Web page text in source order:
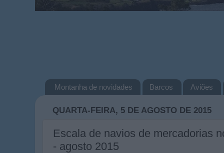
Montanha de novidades Barcos Aviões
QUARTA-FEIRA, 5 DE AGOSTO DE 2015
Escala de navios de mercadorias
- agosto 2015